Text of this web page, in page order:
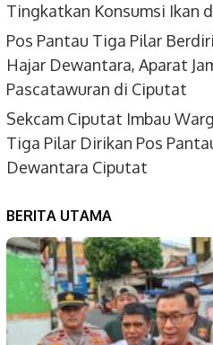
Tingkatkan Konsumsi Ikan
Pos Pantau Tiga Pilar
Hajar Dewantara, Aparat
Pascatawuran di Ciputat
Sekcam Ciputat Imbau
Tiga Pilar Dirikan Pos
Dewantara Ciputat
BERITA UTAMA